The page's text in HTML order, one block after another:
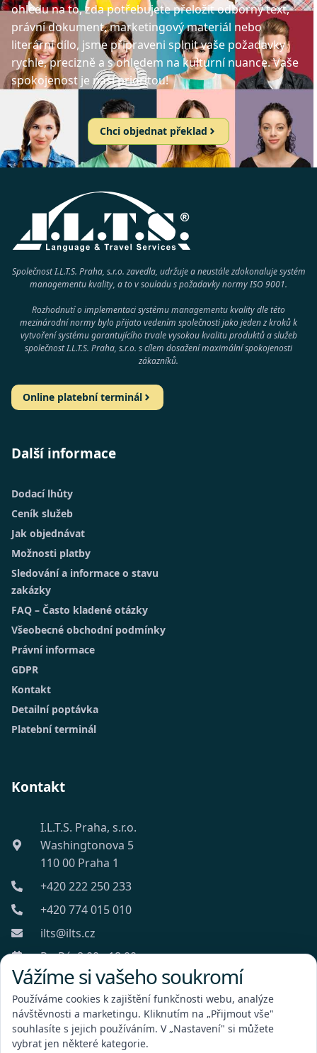
ohledu na to, zda potřebujete přeložit odborný text,
právní dokument, marketingový materiál nebo
literární dílo, jsme připraveni splnit vaše požadavky
rychle, precizně a s ohledem na kulturní nuance. Vaše
spokojenost je naší prioritou!
Chci objednat překlad
Společnost I.L.T.S. Praha, s.r.o. zavedla, udržuje a neustále zdokonaluje systém
managementu kvality, a to v souladu s požadavky normyISO 9001.
Rozhodnutí o implementaci systému managementu kvality dle této
mezinárodní normy bylo přijato vedením společnosti jako jeden z kroků k
vytvoření systému garantujícího trvale vysokou kvalitu produktů a služeb
společnostI.L.T.S. Praha, s.r.o. s cílem dosažení maximální spokojenosti
zákazníků.
Online platební terminál
Další informace
Dodací lhůty
Ceník služeb
Jak objednávat
Možnosti platby
Sledování a informace o stavu
zakázky
FAQ – Často kladené otázky
Všeobecné obchodní podmínky
Právní informace
GDPR
Kontakt
Detailní poptávka
Platební terminál
Kontakt
I.L.T.S. Praha, s.r.o.
Washingtonova 5
110 00 Praha 1
+420 222 250 233
+420 774 015 010
ilts@ilts.cz
Po-Pá: 8:00 - 18:00
Vážíme si vašeho soukromí
Používáme cookies k zajištění funkčnosti webu, analýze
návštěvnosti a marketingu. Kliknutím na „Přijmout vše"
souhlasíte s jejich používáním. V „Nastavení" si můžete
vybrat jen některé kategorie.